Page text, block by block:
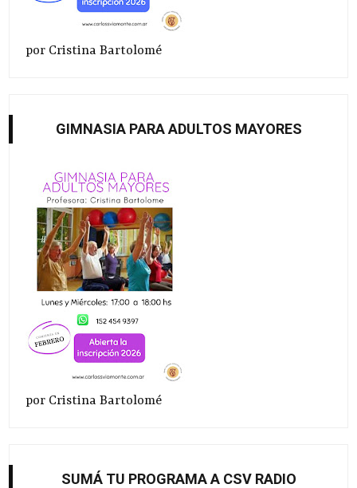
por Cristina Bartolomé
GIMNASIA PARA ADULTOS MAYORES
por Cristina Bartolomé
SUMÁ TU PROGRAMA A CSV RADIO